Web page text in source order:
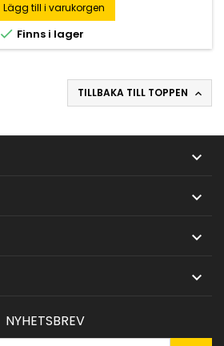
Lägg till i varukorgen
 Finns i lager
TILLBAKA TILL TOPPEN 




NYHETSBREV